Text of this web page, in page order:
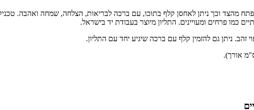
מהצד וכך ניתן לאחסן קלף בתוכו, עם ברכה לבריאות, הצלחה, שמחה ואהבה.
כמו פרחים ומעויינים. התליון מיוצר בעבודת יד בישראל.